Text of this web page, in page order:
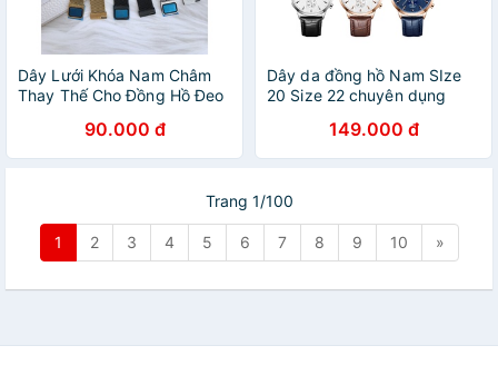
Dây Lưới Khóa Nam Châm
Thay Thế Cho Đồng Hồ Đeo
90.000 đ
Dây da đồng hồ Nam SIze
20 Size 22 chuyên dụng
149.000 đ
Trang 1/100
1 2 3 4 5 6 7 8 9 10 »